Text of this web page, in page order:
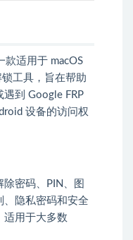
款适用于 macOS
工具，旨在帮助
到 Google FRP
设备的访问权
密码、PIN、图
、隐私密码和安全
适用于大多数